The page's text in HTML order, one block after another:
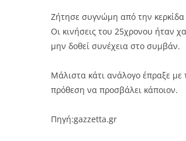
Ζήτησε συγνώμη από την
Οι κινήσεις του 25χρονου ήταν
μην δοθεί συνέχεια στο συμβάν.
Μάλιστα κάτι ανάλογο έπραξε με
πρόθεση να προσβάλει κάποιον.
Πηγή:gazzetta.gr